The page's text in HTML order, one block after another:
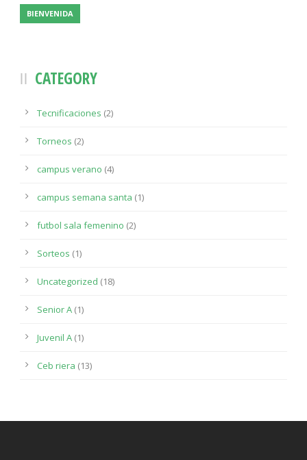
BIENVENIDA
CATEGORY
Tecnificaciones (2)
Torneos (2)
campus verano (4)
campus semana santa (1)
futbol sala femenino (2)
Sorteos (1)
Uncategorized (18)
Senior A (1)
Juvenil A (1)
Ceb riera (13)